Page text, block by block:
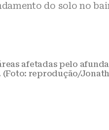
do solo no
afetadas pelo
(Foto: reprodução/